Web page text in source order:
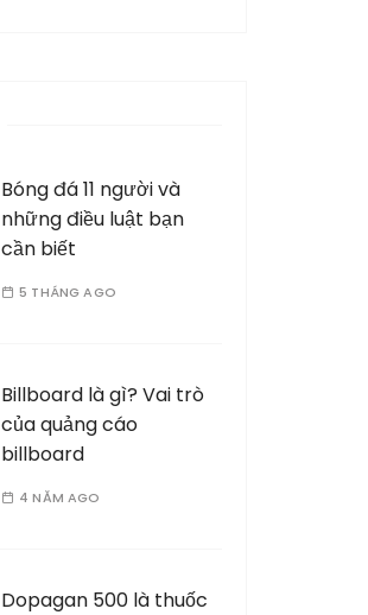
Bóng đá 11 người và
những điều luật bạn
cần biết
5 THÁNG AGO
Billboard là gì? Vai trò
của quảng cáo
billboard
4 NĂM AGO
Dopagan 500 là thuốc